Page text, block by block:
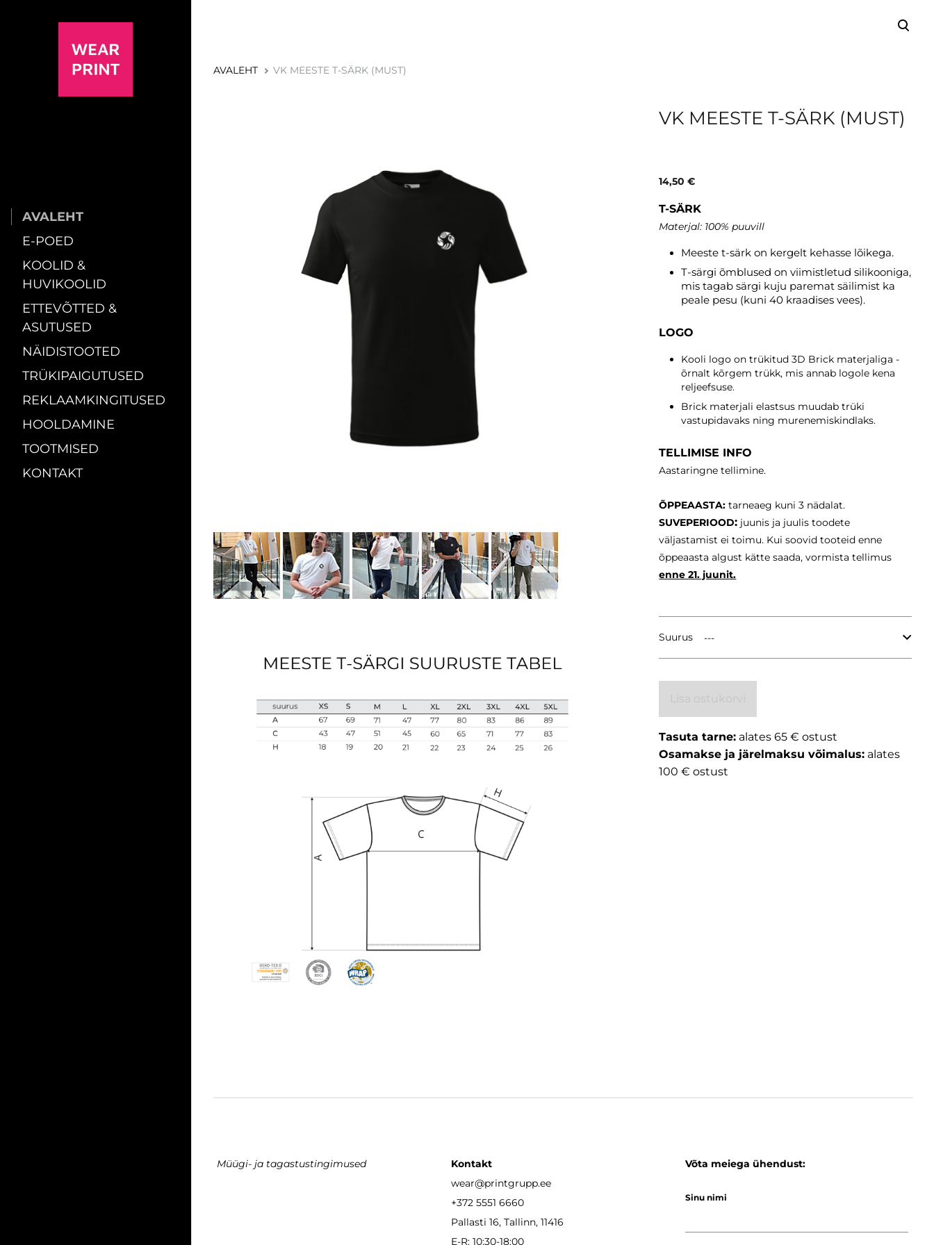
AVALEHT
E-POED
KOOLID &
HUVIKOOLID
ETTEVÕTTED &
ASUTUSED
NÄIDISTOOTED
TRÜKIPAIGUTUSED
REKLAAMKINGITUSED
HOOLDAMINE
TOOTMISED
KONTAKT
AVALEHT VK MEESTE T-SÄRK (MUST)
VK MEESTE T-SÄRK (MUST)
14,50 €
T-SÄRK
Materjal: 100% puuvill
Meeste t-särk on kergelt kehasse lõikega.
T-särgi õmblused on viimistletud silikooniga,
mis tagab särgi kuju paremat säilimist ka
peale pesu (kuni 40 kraadises vees).
LOGO
Kooli logo on trükitud 3D Brick materjaliga -
õrnalt kõrgem trükk, mis annab logole kena
reljeefsuse.
Brick materjali elastsus muudab trüki
vastupidavaks ning murenemiskindlaks.
TELLIMISE INFO
Aastaringne tellimine.
ÕPPEAASTA:tarneaeg kuni 3 nädalat.
SUVEPERIOOD: juunis ja juulis toodete
väljastamist ei toimu. Kui soovid tooteid enne
õppeaasta algust kätte saada, vormista tellimus
enne21. juunit.
Suurus
Tasuta tarne: alates 65 € ostust
Osamakse ja järelmaksu võimalus: alates
100 € ostust
Müügi- ja tagastustingimused
Kontakt
wear@printgrupp.ee
+372 5551 6660
Pallasti 16, Tallinn, 11416
E-R: 10:30-18:00
Võta meiega ühendust:
Sinu nimi